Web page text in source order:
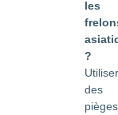
les
?
Utiliser
des
pièges